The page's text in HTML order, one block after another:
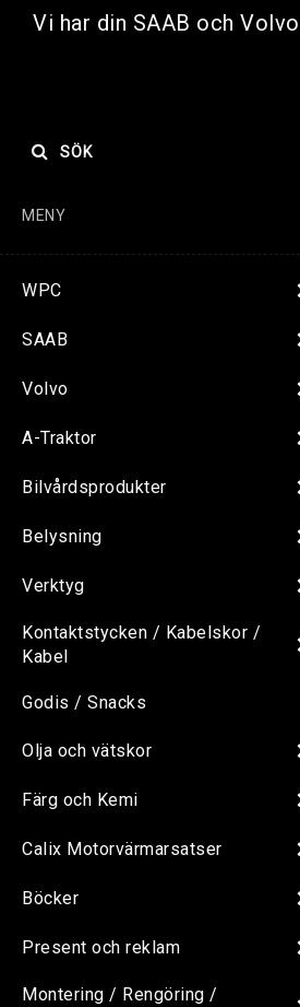
Vi har din SAAB och
SÖK
MENY
WPC
SAAB
Volvo
A-Traktor
Bilvårdsprodukter
Belysning
Verktyg
Kontaktstycken / Kabelskor /
Kabel
Godis / Snacks
Olja och vätskor
Färg och Kemi
Calix Motorvärmarsatser
Böcker
Present och reklam
Montering / Rengöring /